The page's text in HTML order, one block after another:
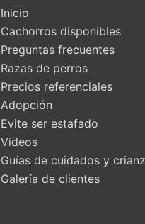
Inicio
Cachorros disponibles
Preguntas frecuentes
Razas de perros
Precios referenciales
Adopción
Evite ser estafado
Videos
Guías de cuidados y
Galería de clientes